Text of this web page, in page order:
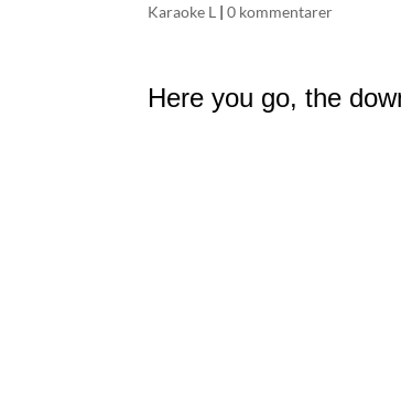
Karaoke L |0 kommentarer
Here you go, the